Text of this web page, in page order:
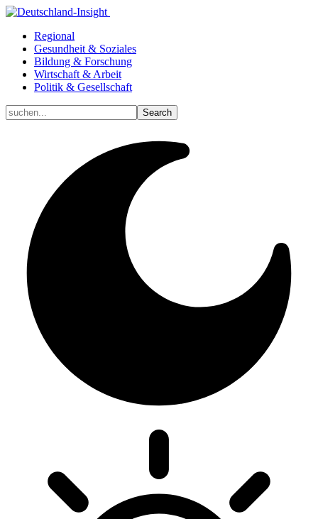
Regional
Gesundheit & Soziales
Bildung & Forschung
Wirtschaft & Arbeit
Politik & Gesellschaft